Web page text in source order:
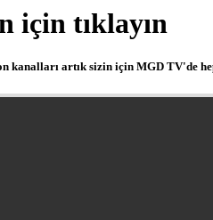
için tıklayın
kanalları artık sizin için MGD TV'de